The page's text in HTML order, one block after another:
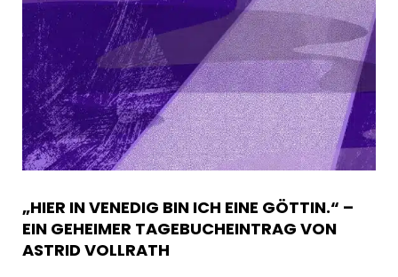
„HIER IN VENEDIG BIN ICH EINE GÖTTIN.“ –
EIN GEHEIMER TAGEBUCHEINTRAG VON
ASTRID VOLLRATH